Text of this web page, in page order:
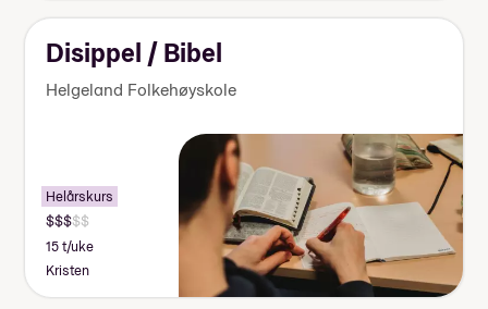
Disippel / Bibel
Helgeland Folkehøyskole
Helårskurs
15 t/uke
Kristen